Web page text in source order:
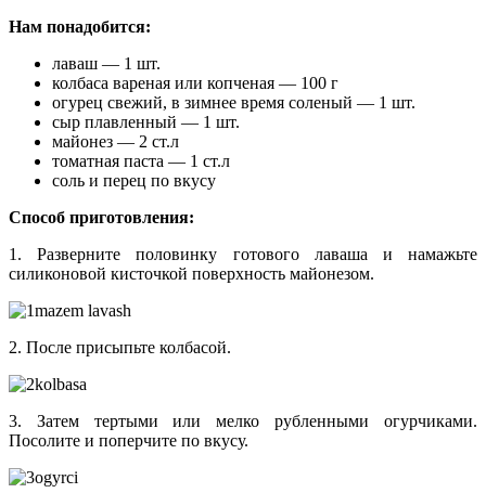
Нам понадобится:
лаваш — 1 шт.
колбаса вареная или копченая — 100 г
огурец свежий, в зимнее время соленый — 1 шт.
сыр плавленный — 1 шт.
майонез — 2 ст.л
томатная паста — 1 ст.л
соль и перец по вкусу
Способ приготовления:
1. Разверните половинку готового лаваша и намажьте
силиконовой кисточкой поверхность майонезом.
2. После присыпьте колбасой.
3. Затем тертыми или мелко рубленными огурчиками.
Посолите и поперчите по вкусу.